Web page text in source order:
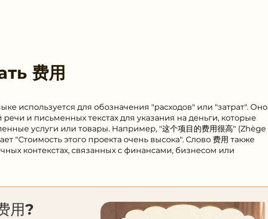
费用
используется для обозначения "расходов" или "затрат". Оно
речи и письменных текстах для указания на деньги, которые
услуги или товары. Например, "这个项目的费用很高" (Zhège
"Стоимость этого проекта очень высока". Слово 费用 также
контекстах, связанных с финансами, бизнесом или
用?